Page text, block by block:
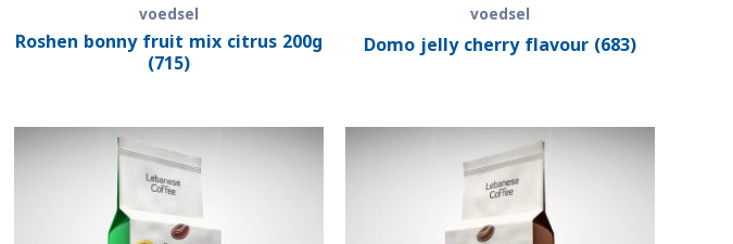
voedsel
Roshen bonny fruit mix citrus 200g
(715)
voedsel
Domo jelly cherry flavour (683)